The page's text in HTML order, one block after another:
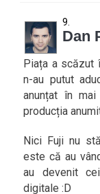
Dan
Piața a scăzut
n-au putut
anunțat în
producția
Nici Fuji nu
este că au
au devenit
digitale :D